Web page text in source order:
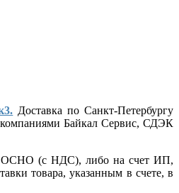
Доставка по Санкт-Петербургу
компаниями Байкал Сервис, СДЭК
ОСНО (с НДС), либо на счет ИП,
товара, указанным в счете, в